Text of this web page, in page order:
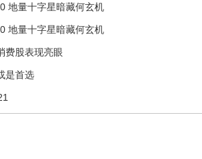
地量十字星暗藏何玄机
地量十字星暗藏何玄机
费股表现亮眼
是首选